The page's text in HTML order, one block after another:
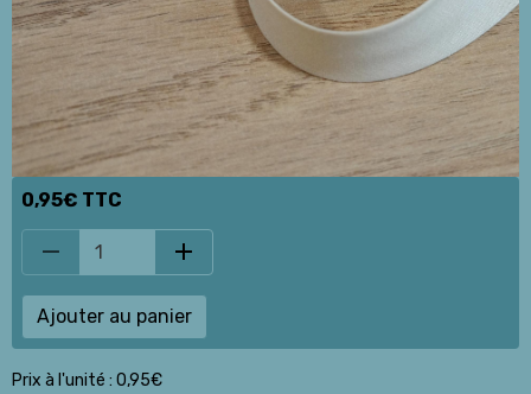
0,95€ TTC
Ajouter au panier
Prix à l'unité : 0,95€